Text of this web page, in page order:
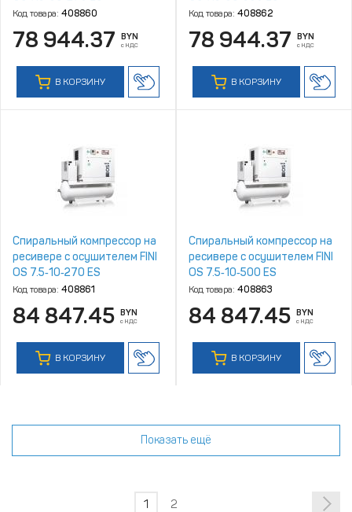
Код товара: 408860
78 944.37 BYN
с НДС
В КОРЗИНУ
Код товара: 408862
78 944.37 BYN
с НДС
В КОРЗИНУ
Спиральный компрессор на
ресивере с осушителем FINI
OS 7.5‑10‑270 ES
Код товара: 408861
84 847.45 BYN
с НДС
В КОРЗИНУ
Спиральный компрессор на
ресивере с осушителем FINI
OS 7.5‑10‑500 ES
Код товара: 408863
84 847.45 BYN
с НДС
В КОРЗИНУ
Показать ещё
1 2